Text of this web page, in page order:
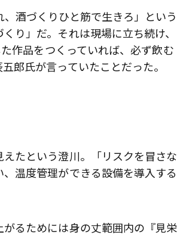
酒づくりひと筋で生きろ」という
り」だ。それは現場に立ち続け、
作品をつくっていれば、必ず飲む
郎氏が言っていたことだった。
たという澄川。「リスクを冒さな
温度管理ができる設備を導入する
るためには身の丈範囲内の『見栄